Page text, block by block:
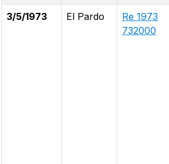
3/5/1973 El Pardo
Re 1973
732000